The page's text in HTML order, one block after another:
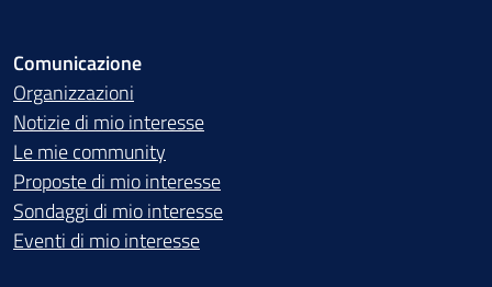
Comunicazione
Organizzazioni
Notizie di mio interesse
Le mie community
Proposte di mio interesse
Sondaggi di mio interesse
Eventi di mio interesse